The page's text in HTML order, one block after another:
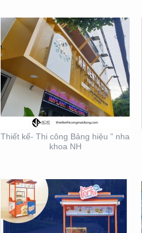
Thiết kế- Thi công Bảng hiệu ” nha
khoa NH
THIẾT KẾ THI CÔNG XE
BÁN HÀNG LƯU ĐỘNG